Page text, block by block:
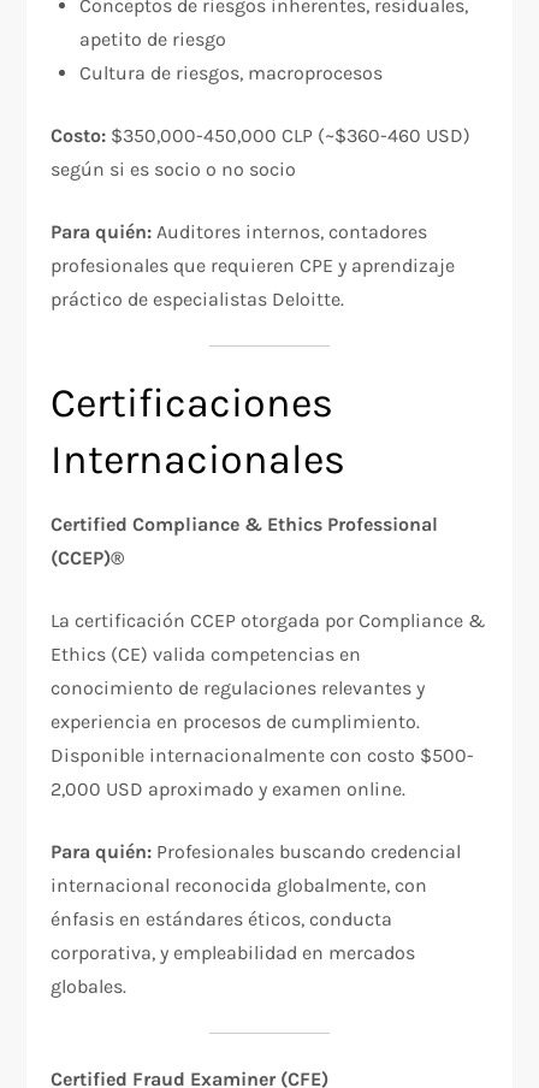
Conceptos de riesgos inherentes, residuales,
apetito de riesgo
Cultura de riesgos, macroprocesos​
Costo: $350,000-450,000 CLP (~$360-460 USD)
según si es socio o no socio​
Para quién: Auditores internos, contadores
profesionales que requieren CPE y aprendizaje
práctico de especialistas Deloitte.​
Certificaciones
Internacionales
Certified Compliance & Ethics Professional
(CCEP)®
La certificación CCEP otorgada por Compliance &
Ethics (CE) valida competencias en
conocimiento de regulaciones relevantes y
experiencia en procesos de cumplimiento.
Disponible internacionalmente con costo $500-
2,000 USD aproximado y examen online.​
Para quién: Profesionales buscando credencial
internacional reconocida globalmente, con
énfasis en estándares éticos, conducta
corporativa, y empleabilidad en mercados
globales.​
Certified Fraud Examiner (CFE)